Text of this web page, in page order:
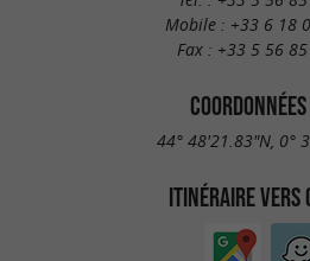
Mobile : +33 6 18
Fax : +33 5 56
44° 48'21.83"N, 0°
ITINÉRAIRE VERS